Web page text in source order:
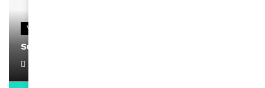
VIDEOS
Support Black Business Wee-kend